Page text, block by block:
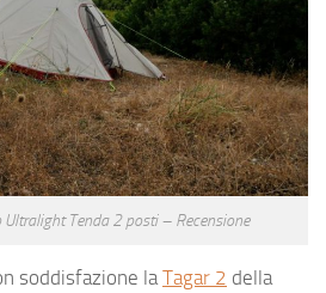
Ultralight Tenda 2 posti – Recensione
soddisfazione la Tagar 2 della